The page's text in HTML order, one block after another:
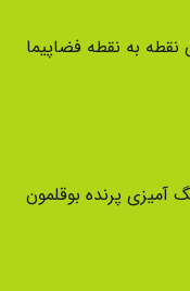
نقطه به نقطه فضاپیما
آمیزی پرنده بوقلمون